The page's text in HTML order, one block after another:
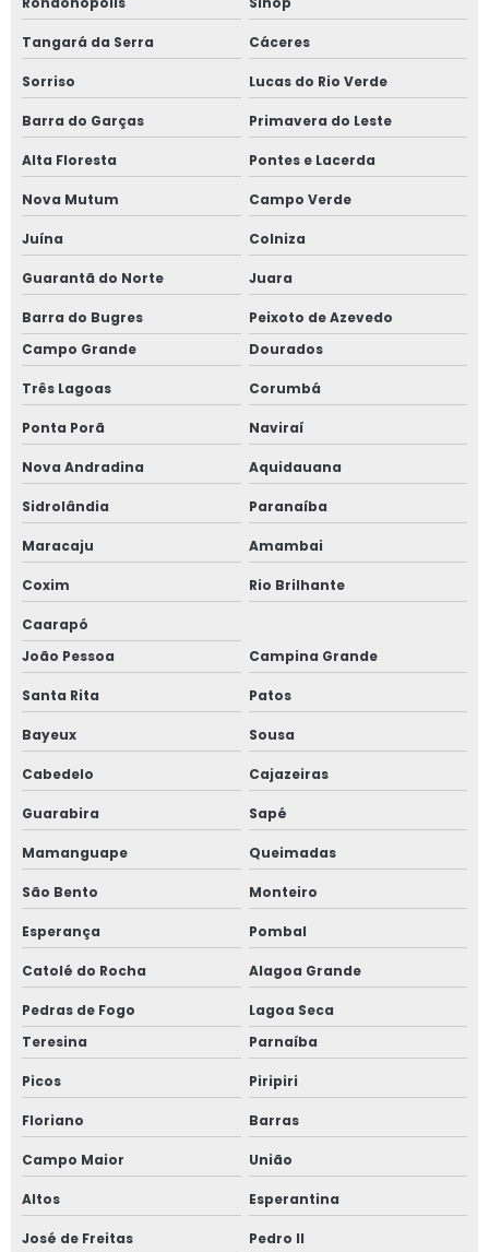
Tangará da Serra Cáceres
Sorriso Lucas do Rio Verde
Barra do Garças Primavera do Leste
Alta Floresta Pontes e Lacerda
Nova Mutum Campo Verde
Juína Colniza
Guarantã do Norte Juara
Barra do Bugres
Peixoto de Azevedo
Campo Grande
Dourados
Três Lagoas Corumbá
Ponta Porã Naviraí
Nova Andradina Aquidauana
Sidrolândia Paranaíba
Maracaju Amambai
Coxim Rio Brilhante
Caarapó
João Pessoa
Campina Grande
Santa Rita Patos
Bayeux Sousa
Cabedelo Cajazeiras
Guarabira Sapé
Mamanguape Queimadas
São Bento Monteiro
Esperança Pombal
Catolé do Rocha Alagoa Grande
Pedras de Fogo
Lagoa Seca
Teresina
Parnaíba
Picos Piripiri
Floriano Barras
Campo Maior União
Altos Esperantina
José de Freitas Pedro II